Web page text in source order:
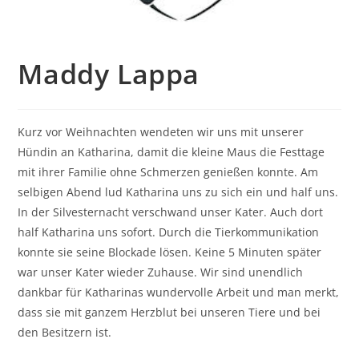
Maddy Lappa
Kurz vor Weihnachten wendeten wir uns mit unserer
Hündin an Katharina, damit die kleine Maus die Festtage
mit ihrer Familie ohne Schmerzen genießen konnte. Am
selbigen Abend lud Katharina uns zu sich ein und half uns.
In der Silvesternacht verschwand unser Kater. Auch dort
half Katharina uns sofort. Durch die Tierkommunikation
konnte sie seine Blockade lösen. Keine 5 Minuten später
war unser Kater wieder Zuhause. Wir sind unendlich
dankbar für Katharinas wundervolle Arbeit und man merkt,
dass sie mit ganzem Herzblut bei unseren Tiere und bei
den Besitzern ist.